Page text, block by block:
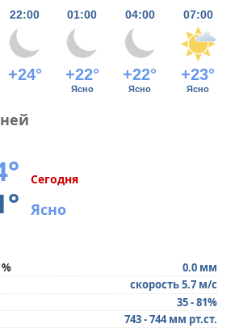
22:00 01:00 04:00 07:00
+24° +22° +22° +23°
Ясно Ясно Ясно
Сегодня
Ясно
0.0 мм
скорость 5.7 м/с
35 - 81%
743 - 744 мм рт.ст.